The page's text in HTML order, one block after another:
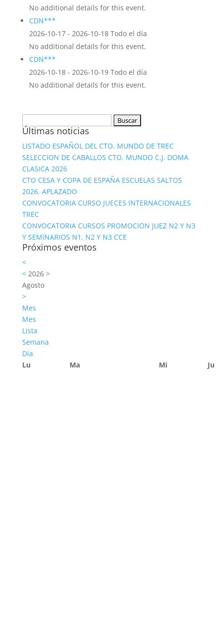
No additional details for this event.
CDN***
2026-10-17 - 2026-10-18 Todo el día
No additional details for this event.
CDN***
2026-10-18 - 2026-10-19 Todo el día
No additional details for this event.
Últimas noticias
LISTADO ESPAÑOL DEL CTO. MUNDO DE TREC
SELECCION DE CABALLOS CTO. MUNDO C.J. DOMA
CLASICA 2026
CTO CESA Y COPA DE ESPAÑA ESCUELAS SALTOS
2026. APLAZADO
CONVOCATORIA CURSO JUECES INTERNACIONALES
TREC
CONVOCATORIA CURSOS PROMOCION JUEZ N2 Y N3
Y SEMINARIOS N1, N2 Y N3 CCE
Próximos eventos
<
<2026 >
Agosto
>
Mes
Mes
Lista
Semana
Día
Lu
Ma Mi Ju